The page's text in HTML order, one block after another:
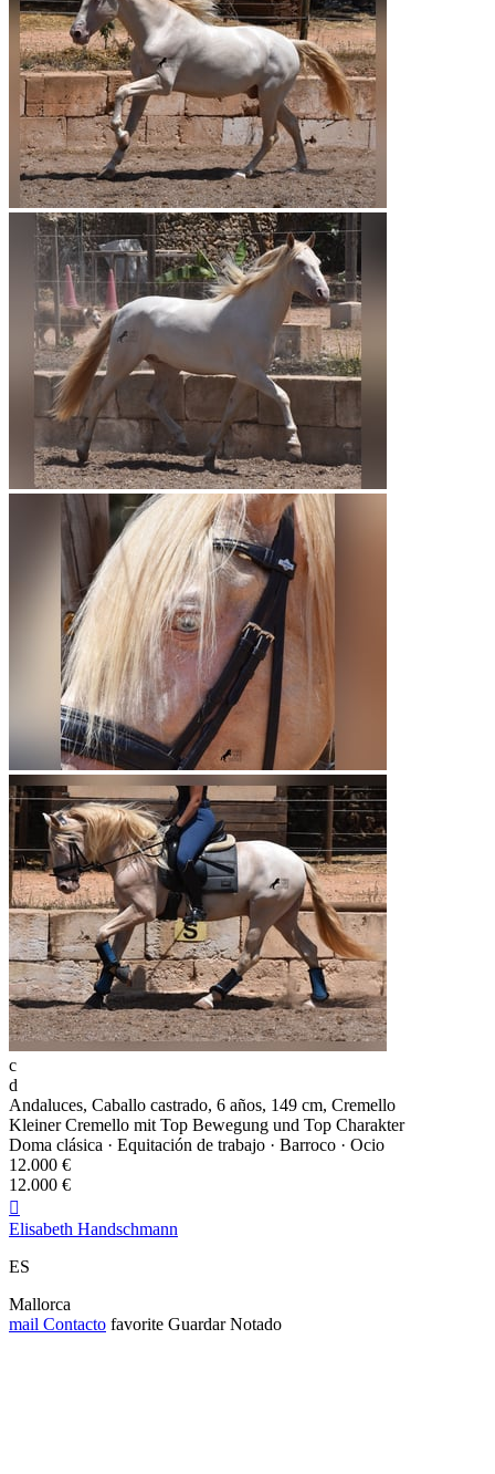
c
d
Andaluces, Caballo castrado, 6 años, 149 cm, Cremello
Kleiner Cremello mit Top Bewegung und Top Charakter
Doma clásica · Equitación de trabajo · Barroco · Ocio
12.000 €
12.000 €

Elisabeth Handschmann
ES
Mallorca
mail Contacto favorite Guardar Notado